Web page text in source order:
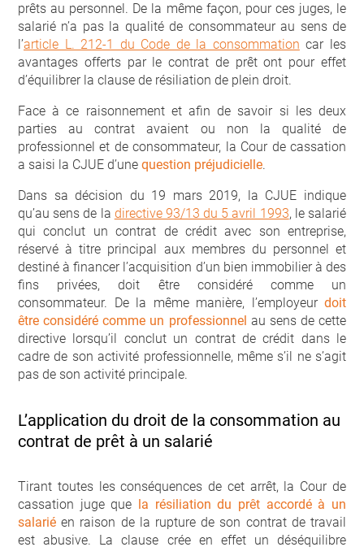
prêts au personnel. De la même façon, pour ces juges, le
salarié n’a pas la qualité de consommateur au sens de
l’article L. 212-1 du Code de la consommation car les
avantages offerts par le contrat de prêt ont pour effet
d’équilibrer la clause de résiliation de plein droit.
Face à ce raisonnement et afin de savoir si les deux
parties au contrat avaient ou non la qualité de
professionnel et de consommateur, la Cour de cassation
a saisi la CJUE d’une question préjudicielle.
Dans sa décision du 19 mars 2019, la CJUE indique
qu’au sens de la directive 93/13 du 5 avril 1993, le salarié
qui conclut un contrat de crédit avec son entreprise,
réservé à titre principal aux membres du personnel et
destiné à financer l’acquisition d’un bien immobilier à des
fins privées, doit être considéré comme un
consommateur. De la même manière, l’employeur doit
être considéré comme un professionnel au sens de cette
directive lorsqu’il conclut un contrat de crédit dans le
cadre de son activité professionnelle, même s’il ne s’agit
pas de son activité principale.
L’application du droit de la consommation au
contrat de prêt à un salarié
Tirant toutes les conséquences de cet arrêt, la Cour de
cassation juge que la résiliation du prêt accordé à un
salarié en raison de la rupture de son contrat de travail
est abusive. La clause crée en effet un déséquilibre